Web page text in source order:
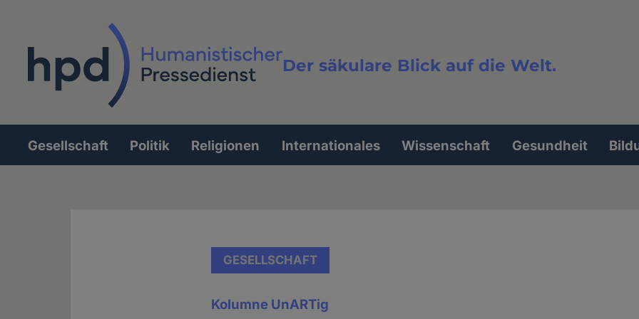
Der säkulare Blick auf die Welt.
Volltextsuche
Hauptnavigation
Gesellschaft Politik Religionen Internationales Wissenschaft Gesundheit
GESELLSCHAFT
Kolumne UnARTig